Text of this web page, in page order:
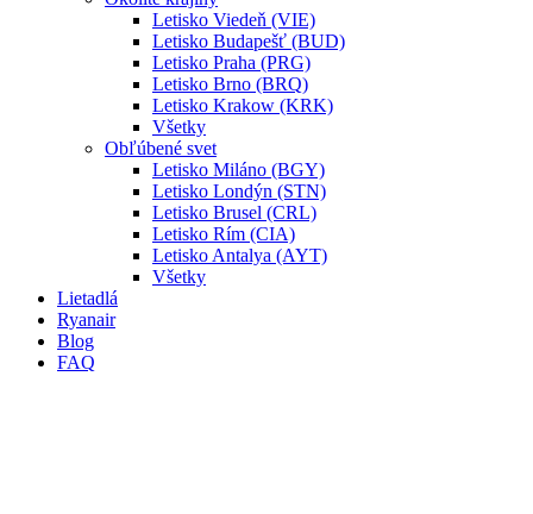
Letisko Viedeň (VIE)
Letisko Budapešť (BUD)
Letisko Praha (PRG)
Letisko Brno (BRQ)
Letisko Krakow (KRK)
Všetky
Obľúbené svet
Letisko Miláno (BGY)
Letisko Londýn (STN)
Letisko Brusel (CRL)
Letisko Rím (CIA)
Letisko Antalya (AYT)
Všetky
Lietadlá
Ryanair
Blog
FAQ